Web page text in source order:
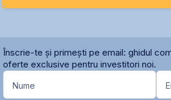
Înscrie-te și primești pe email: ghidul
oferte exclusive pentru investitori noi.
Nume